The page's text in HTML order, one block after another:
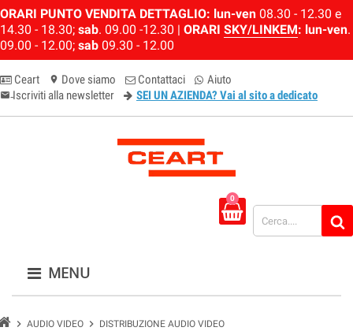
ORARI PUNTO VENDITA DETTAGLIO: lun-ven 08.30 - 12.30 e
14.30 - 18.30; sab. 09.00 -12.30 | ORARI SKY/LINKEM: lun-ven.
09.00 - 12.00; sab 09.30 - 12.00
Ceart location_on Dove siamo Contattaci Aiuto
email-newsletter
Iscriviti alla newsletter SEI UN AZIENDA? Vai al sito a dedicato
0
MENU
chevron_right AUDIO VIDEO chevron_right DISTRIBUZIONE AUDIO VIDEO